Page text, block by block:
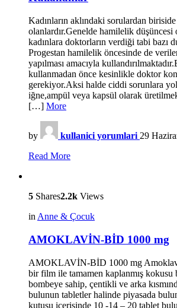
Kadınların aklındaki sorulardan
olanlardır.Genelde hamilelik düşüncesi
kadınlara doktorların verdiği tabi bazı
Progestan hamilelik öncesinde de
yapılması amacıyla
kullanmadan önce kesinlikle doktor
gerekiyor.Aksi halde ciddi sorunlara
iğne,ampül veya kapsül olarak
[…] More
by kullanici yorumlari 29
Read More
5 Shares2.2k Views
in Anne & Çocuk
AMOKLAVİN-BİD 1000 mg
AMOKLAVİN-BİD 1000 mg
bir film ile tamamen kaplanmış
bombeye sahip, çentikli ve arka
bulunun tabletler halinde piyasada
kutusu içerisinde 10 -14 – 20 tablet